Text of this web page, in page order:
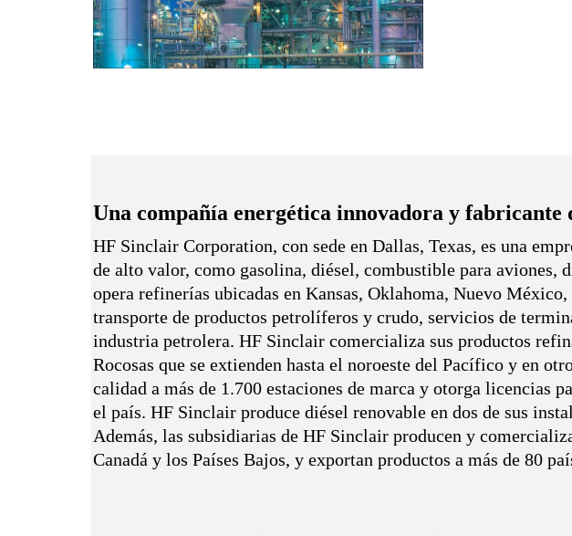
Una compañía energética innovadora y fabricante
HF Sinclair Corporation, con sede en Dallas, Texas, es una
de alto valor, como gasolina, diésel, combustible para
opera refinerías ubicadas en Kansas, Oklahoma, Nuevo
transporte de productos petrolíferos y crudo, servicios de
industria petrolera. HF Sinclair comercializa sus productos
Rocosas que se extienden hasta el noroeste del Pacífico y en
calidad a más de 1.700 estaciones de marca y otorga licencias
el país. HF Sinclair produce diésel renovable en dos de sus
Además, las subsidiarias de HF Sinclair producen y
Canadá y los Países Bajos, y exportan productos a más de 80